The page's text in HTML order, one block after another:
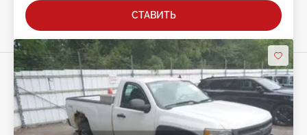
СТАВИТЬ